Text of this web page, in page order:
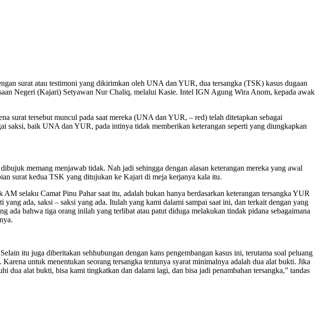
surat atau testimoni yang dikirimkan oleh UNA dan YUR, dua tersangka (TSK) kasus dugaan
Negeri (Kajari) Setyawan Nur Chaliq, melalui Kasie. Intel IGN Agung Wira Anom, kepada awak
surat tersebut muncul pada saat mereka (UNA dan YUR, – red) telah ditetapkan sebagai
saksi, baik UNA dan YUR, pada intinya tidak memberikan keterangan seperti yang diungkapkan
memang menjawab tidak. Nah jadi sehingga dengan alasan keterangan mereka yang awal
surat kedua TSK yang ditujukan ke Kajari di meja kerjanya kala itu.
selaku Camat Pinu Pahar saat itu, adalah bukan hanya berdasarkan keterangan tersangka YUR
ada, saksi – saksi yang ada. Itulah yang kami dalami sampai saat ini, dan terkait dengan yang
ada bahwa tiga orang inilah yang terlibat atau patut diduga melakukan tindak pidana sebagaimana
itu juga diberitakan sehhubungan dengan kans pengembangan kasus ini, terutama soal peluang
untuk menentukan seorang tersangka tentunya syarat minimalnya adalah dua alat bukti. Jika
alat bukti, bisa kami tingkatkan dan dalami lagi, dan bisa jadi penambahan tersangka,” tandas